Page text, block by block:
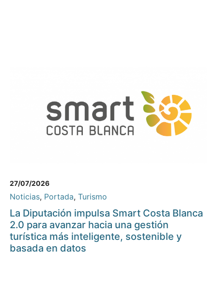
27/07/2026
Noticias, Portada, Turismo
La Diputación impulsa Smart Costa Blanca
2.0 para avanzar hacia una gestión
turística más inteligente, sostenible y
basada en datos